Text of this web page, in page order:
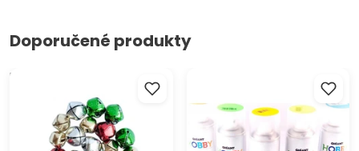
Doporučené produkty
Dekorační barevné rolničky